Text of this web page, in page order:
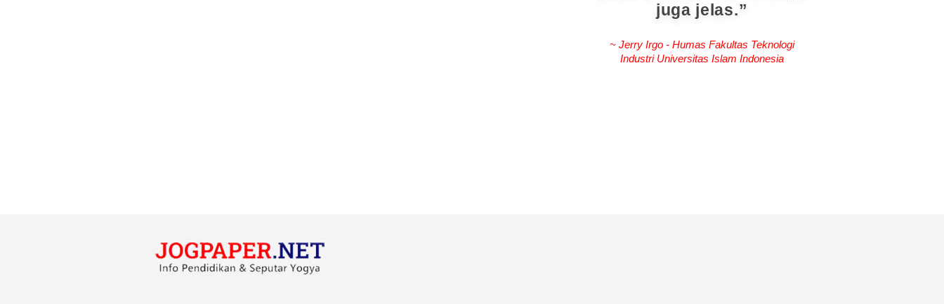
juga jelas.
~ Jerry Irgo - Humas Fakultas Teknologi
Industri Universitas Islam Indonesia